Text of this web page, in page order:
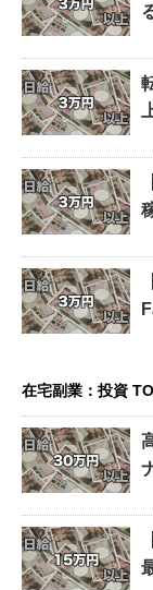
在宅副業：投資